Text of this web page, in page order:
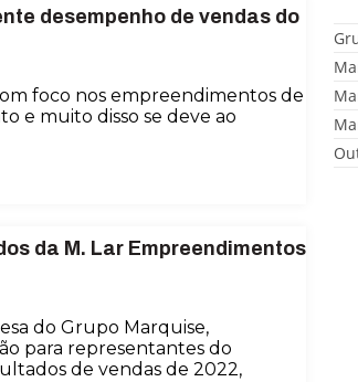
desempenho de vendas do
foco nos empreendimentos de
e muito disso se deve ao
da M. Lar Empreendimentos
do Grupo Marquise,
para representantes do
de vendas de 2022,